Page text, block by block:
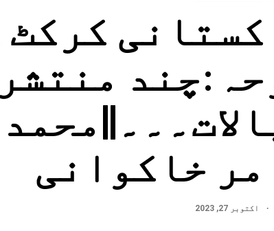
کرکٹ
منتشر
خاکوانی
اکتوبر 27, 2023